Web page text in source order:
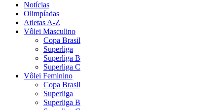
Notícias
Olimpíadas
Atletas A-Z
Vôlei Masculino
Copa Brasil
Superliga
Superliga B
Superliga C
Vôlei Feminino
Copa Brasil
Superliga
Superliga B